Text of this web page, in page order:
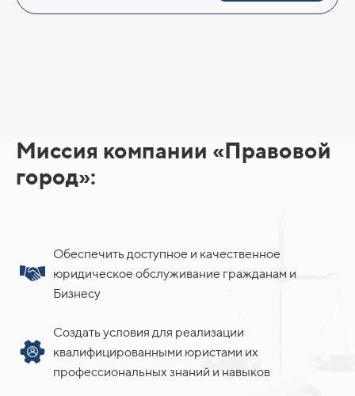
Миссия компании «Правовой
город»:
Обеспечить доступное и качественное
юридическое обслуживание гражданам и
Бизнесу
Создать условия для реализации
квалифицированными юристами их
профессиональных знаний и навыков